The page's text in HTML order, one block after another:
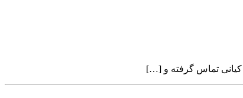
کیانی تماس گرفته و […]